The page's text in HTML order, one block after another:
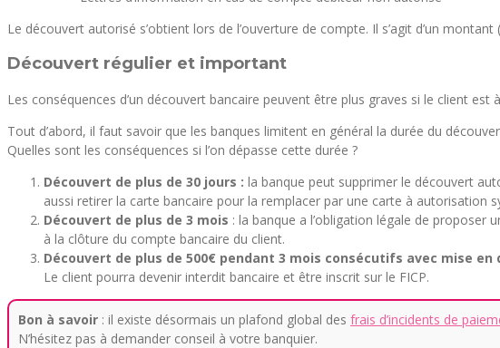
Le découvert autorisé s’obtient lors de l’ouverture de compte. Il s’agit d’un
Découvert régulier et important
Les conséquences d’un découvert bancaire peuvent être plus graves si le client
Tout d’abord, il faut savoir que les banques limitent en général la durée du
Quelles sont les conséquences si l’on dépasse cette durée ?
Découvert de plus de 30 jours : la banque peut supprimer le découvert
aussi retirer la carte bancaire pour la remplacer par une carte à autorisation
Découvert de plus de 3 mois : la banque a l’obligation légale de
à la clôture du compte bancaire du client.
Découvert de plus de 500€ pendant 3 mois consécutifs avec mise
Le client pourra devenir interdit bancaire et être inscrit sur le FICP.
Bon à savoir : il existe désormais un plafond global des frais d’incidents de
N’hésitez pas à demander conseil à votre banquier.